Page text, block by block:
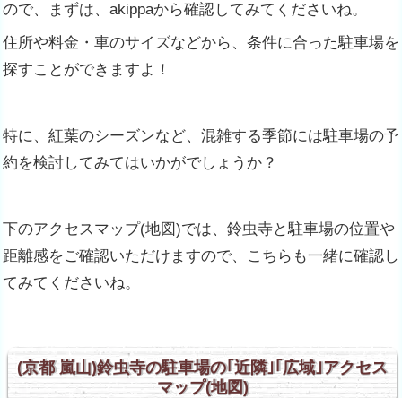
ので、まずは、akippaから確認してみてくださいね。
住所や料金・車のサイズなどから、条件に合った駐車場を
探すことができますよ！
特に、紅葉のシーズンなど、混雑する季節には駐車場の予
約を検討してみてはいかがでしょうか？
下のアクセスマップ(地図)では、鈴虫寺と駐車場の位置や
距離感をご確認いただけますので、こちらも一緒に確認し
てみてくださいね。
(京都 嵐山)鈴虫寺の駐車場の｢近隣｣｢広域｣アクセス
マップ(地図)